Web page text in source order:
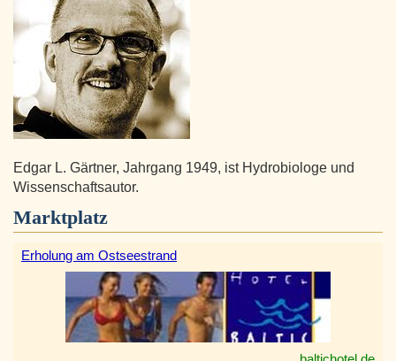
Edgar L. Gärtner, Jahrgang 1949, ist Hydrobiologe und
Wissenschaftsautor.
Marktplatz
Erholung am Ostseestrand